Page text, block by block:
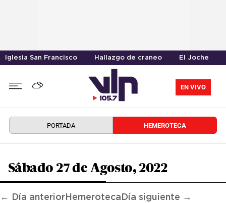
Iglesia San Francisco Hallazgo de craneo El Joche
EN VIVO
PORTADA HEMEROTECA
Sábado 27 de Agosto, 2022
← Día anterior Hemeroteca Día siguiente →